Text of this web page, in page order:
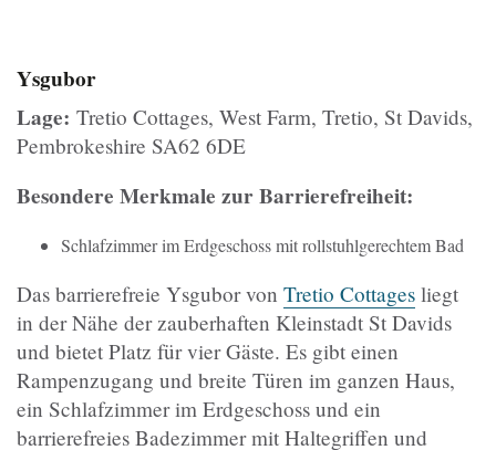
Ysgubor
Lage: Tretio Cottages, West Farm, Tretio, St Davids,
Pembrokeshire SA62 6DE
Besondere Merkmale zur Barrierefreiheit:
Schlafzimmer im Erdgeschoss mit rollstuhlgerechtem Bad
Das barrierefreie Ysgubor von Tretio Cottages liegt
in der Nähe der zauberhaften Kleinstadt St Davids
und bietet Platz für vier Gäste. Es gibt einen
Rampenzugang und breite Türen im ganzen Haus,
ein Schlafzimmer im Erdgeschoss und ein
barrierefreies Badezimmer mit Haltegriffen und